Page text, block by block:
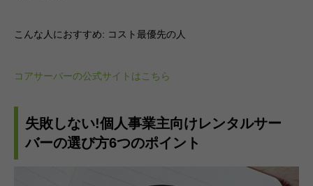
こんな人におすすめ: コスト最優先の人
コアサーバーの公式サイトはこちら
失敗しない!個人事業主向けレンタルサー
バーの選び方6つのポイント